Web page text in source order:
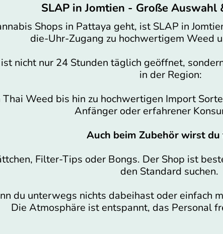
SLAP in Jomtien - Große Auswahl
Shops in Pattaya geht, ist SLAP in
die-Uhr-Zugang zu hochwertigem Weed
nicht nur 24 Stunden täglich geöffnet,
in der Region:
Weed bis hin zu hochwertigen Import
Anfänger oder erfahrener
Auch beim Zubehör wirst du
Filter-Tips oder Bongs. Der Shop ist
den Standard suchen.
du unterwegs nichts dabeihast oder einfach
Die Atmosphäre ist entspannt, das Personal